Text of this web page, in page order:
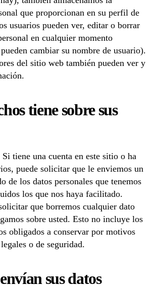
que proporcionan en su perfil de
usuarios pueden ver, editar o borrar
en cualquier momento
cambiar su nombre de usuario).
del sitio web también pueden ver y
tiene sobre sus
Si tiene una cuenta en este sitio o ha
puede solicitar que le enviemos un
de los datos personales que tenemos
los que nos haya facilitado.
que borremos cualquier dato
sobre usted. Esto no incluye los
obligados a conservar por motivos
o de seguridad.
sus datos